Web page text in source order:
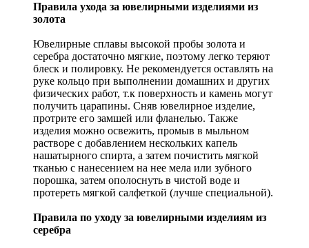
Правила ухода за ювелирными изделиями из
золота
Ювелирные сплавы высокой пробы золота и
серебра достаточно мягкие, поэтому легко теряют
блеск и полировку. Не рекомендуется оставлять на
руке кольцо при выполнении домашних и других
физических работ, т.к поверхность и камень могут
получить царапины. Сняв ювелирное изделие,
протрите его замшей или фланелью. Также
изделия можно освежить, промыв в мыльном
растворе с добавлением нескольких капель
нашатырного спирта, а затем почистить мягкой
тканью с нанесением на нее мела или зубного
порошка, затем ополоснуть в чистой воде и
протереть мягкой салфеткой (лучше специальной).
Правила по уходу за ювелирными изделиям из
серебра